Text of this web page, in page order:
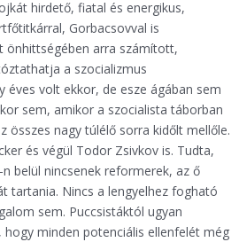
hirdető, fiatal és energikus,
Gorbacsovval is
önhittségében arra számított,
a szocializmus
éves volt ekkor, de esze ágában sem
sem, amikor a szocialista táborban
összes nagy túlélő sorra kidőlt mellőle.
és végül Todor Zsivkov is. Tudta,
belül nincsenek reformerek, az ő
tartania. Nincs a lengyelhez fogható
sem. Puccsistáktól ugyan
minden potenciális ellenfelét még